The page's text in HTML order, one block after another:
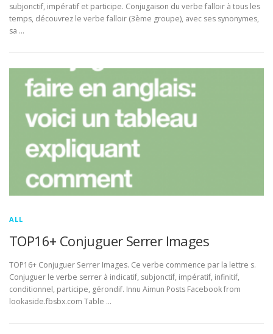
subjonctif, impératif et participe. Conjugaison du verbe falloir à tous les
temps, découvrez le verbe falloir (3ème groupe), avec ses synonymes,
sa …
ALL
TOP16+ Conjuguer Serrer Images
TOP16+ Conjuguer Serrer Images. Ce verbe commence par la lettre s.
Conjuguer le verbe serrer à indicatif, subjonctif, impératif, infinitif,
conditionnel, participe, gérondif. Innu Aimun Posts Facebook from
lookaside.fbsbx.com Table …